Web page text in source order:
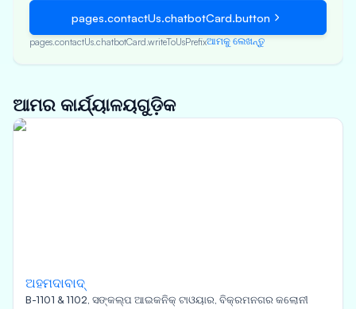
pages.contactUs.chatbotCard.button
pages.contactUs.chatbotCard.writeToUsPrefixଆମକୁ ଲେଖନ୍ତୁ
ଆମର କାର୍ଯ୍ୟାଳୟଗୁଡ଼ିକ
ଅହମଦାବାଦ୍
B-1101 & 1102, ସଙ୍କଲ୍ପ ଆଇକନିକ୍ ଟାଓୟାର, ବିକ୍ରମନଗର କଲୋନୀ